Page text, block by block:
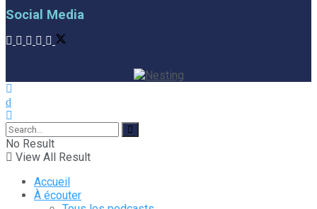
Social Media
No Result
View All Result
Accueil
À écouter